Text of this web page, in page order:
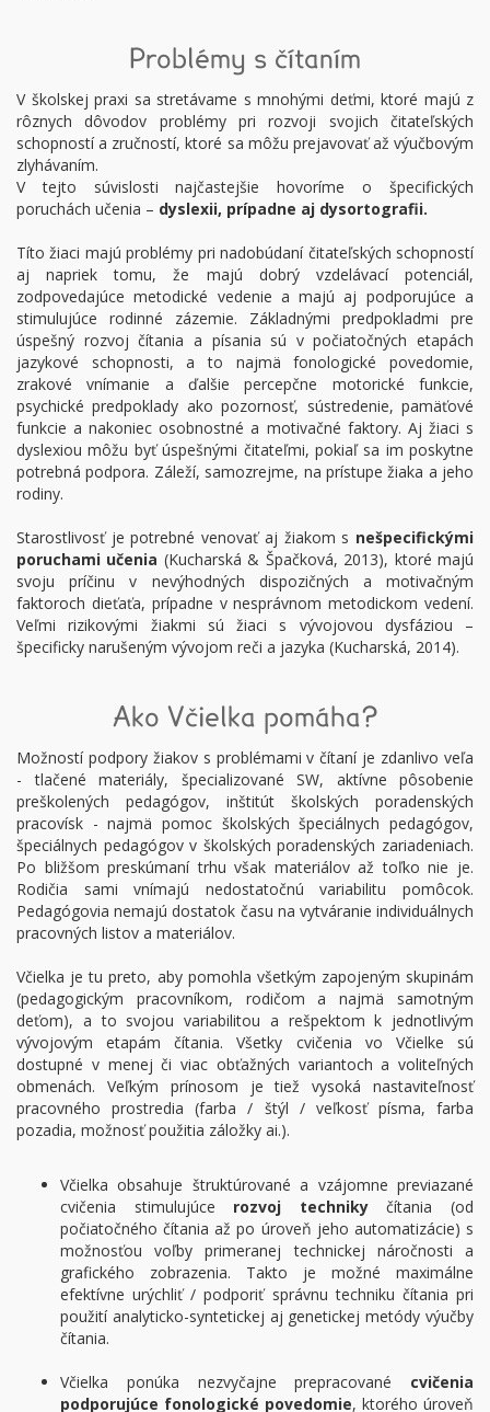
Problémy s čítaním
V školskej praxi sa stretávame s mnohými deťmi, ktoré majú z
rôznych dôvodov problémy pri rozvoji svojich čitateľských
schopností a zručností, ktoré sa môžu prejavovať až výučbovým
zlyhávaním.
V tejto súvislosti najčastejšie hovoríme o špecifických
poruchách učenia – dyslexii, prípadne aj dysortografii.
Títo žiaci majú problémy pri nadobúdaní čitateľských schopností
aj napriek tomu, že majú dobrý vzdelávací potenciál,
zodpovedajúce metodické vedenie a majú aj podporujúce a
stimulujúce rodinné zázemie. Základnými predpokladmi pre
úspešný rozvoj čítania a písania sú v počiatočných etapách
jazykové schopnosti, a to najmä fonologické povedomie,
zrakové vnímanie a ďalšie percepčne motorické funkcie,
psychické predpoklady ako pozornosť, sústredenie, pamäťové
funkcie a nakoniec osobnostné a motivačné faktory. Aj žiaci s
dyslexiou môžu byť úspešnými čitateľmi, pokiaľ sa im poskytne
potrebná podpora. Záleží, samozrejme, na prístupe žiaka a jeho
rodiny.
Starostlivosť je potrebné venovať aj žiakom s nešpecifickými
poruchami učenia (Kucharská & Špačková, 2013), ktoré majú
svoju príčinu v nevýhodných dispozičných a motivačným
faktoroch dieťaťa, prípadne v nesprávnom metodickom vedení.
Veľmi rizikovými žiakmi sú žiaci s vývojovou dysfáziou –
špecificky narušeným vývojom reči a jazyka (Kucharská, 2014).
Ako Včielka pomáha?
Možností podpory žiakov s problémami v čítaní je zdanlivo veľa
- tlačené materiály, špecializované SW, aktívne pôsobenie
preškolených pedagógov, inštitút školských poradenských
pracovísk - najmä pomoc školských špeciálnych pedagógov,
špeciálnych pedagógov v školských poradenských zariadeniach.
Po bližšom preskúmaní trhu však materiálov až toľko nie je.
Rodičia sami vnímajú nedostatočnú variabilitu pomôcok.
Pedagógovia nemajú dostatok času na vytváranie individuálnych
pracovných listov a materiálov.
Včielka je tu preto, aby pomohla všetkým zapojeným skupinám
(pedagogickým pracovníkom, rodičom a najmä samotným
deťom), a to svojou variabilitou a rešpektom k jednotlivým
vývojovým etapám čítania. Všetky cvičenia vo Včielke sú
dostupné v menej či viac obťažných variantoch a voliteľných
obmenách. Veľkým prínosom je tiež vysoká nastaviteľnosť
pracovného prostredia (farba / štýl / veľkosť písma, farba
pozadia, možnosť použitia záložky ai.).
Včielka obsahuje štruktúrované a vzájomne previazané
cvičenia stimulujúce rozvoj technikyčítania (od
počiatočného čítania až po úroveň jeho automatizácie) s
možnosťou voľby primeranej technickej náročnosti a
grafického zobrazenia. Takto je možné maximálne
efektívne urýchliť / podporiť správnu techniku čítania pri
použití analyticko-syntetickej aj genetickej metódy výučby
čítania.
Včielka ponúka nezvyčajne prepracované cvičenia
podporujúce fonologické povedomie, ktorého úroveň